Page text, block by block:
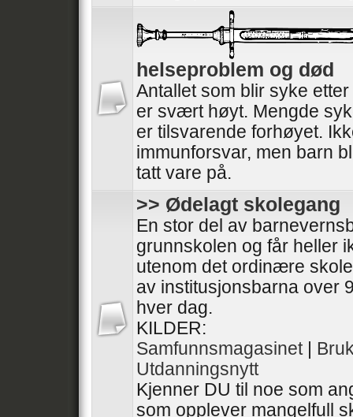
helseproblem og død
Antallet som blir syke
er svært høyt. Mengde
er tilsvarende forhøyet.
immunforsvar, men barn
tatt vare på.
>> Ødelagt skolegang
En stor del av
grunnskolen og får heller
utenom det ordinære
av institusjonsbarna over
hver dag.
KILDER:
Samfunnsmagasinet|
Utdanningsnytt
Kjenner DU til noe som
som opplever mangelfull